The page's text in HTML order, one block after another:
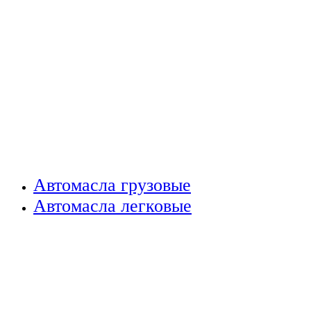
Автомасла грузовые
Автомасла легковые